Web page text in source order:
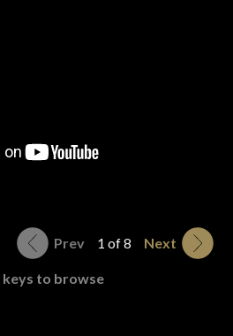
Prev 1 of 8 Next
to browse